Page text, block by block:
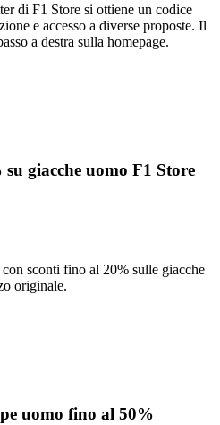
di F1 Store si ottiene un codice
e accesso a diverse proposte. Il
a destra sulla homepage.
giacche uomo F1 Store
sconti fino al 20% sulle giacche
originale.
uomo fino al 50%